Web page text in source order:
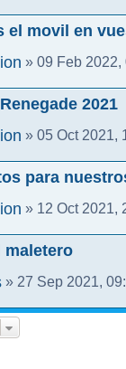
el movil en
» 09 Feb 2022,
2021
» 05 Oct 2021,
para
» 12 Oct 2021,
maletero
» 27 Sep 2021,